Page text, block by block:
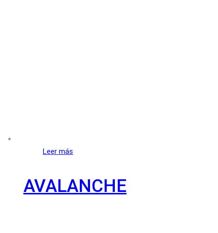
Leer más
AVALANCHE